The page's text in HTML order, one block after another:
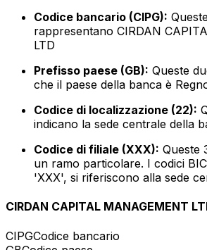
Codice bancario (CIPG):
rappresentano CIRDAN
LTD
Prefisso paese (GB): Queste
che il paese della banca è
Codice di localizzazione (22):
indicano la sede centrale della
Codice di filiale (XXX): Queste
un ramo particolare. I codici
'XXX', si riferiscono alla sede
CIRDAN CAPITAL MANAGEMENT
CIPGCodice bancario